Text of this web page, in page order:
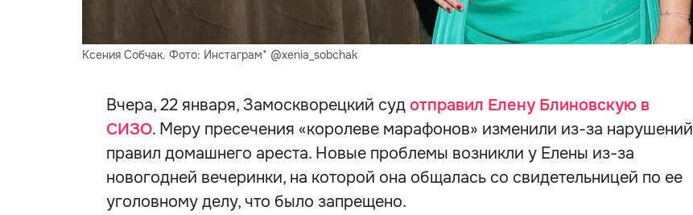
Ксения Собчак. Фото: Инстаграм* @xenia_sobchak
Вчера, 22 января, Замоскворецкий суд отправил Елену Блиновскую в
СИЗО. Меру пресечения «королеве марафонов» изменили из-за нарушений
правил домашнего ареста. Новые проблемы возникли у Елены из-за
новогодней вечеринки, на которой она общалась со свидетельницей по ее
уголовному делу, что было запрещено.